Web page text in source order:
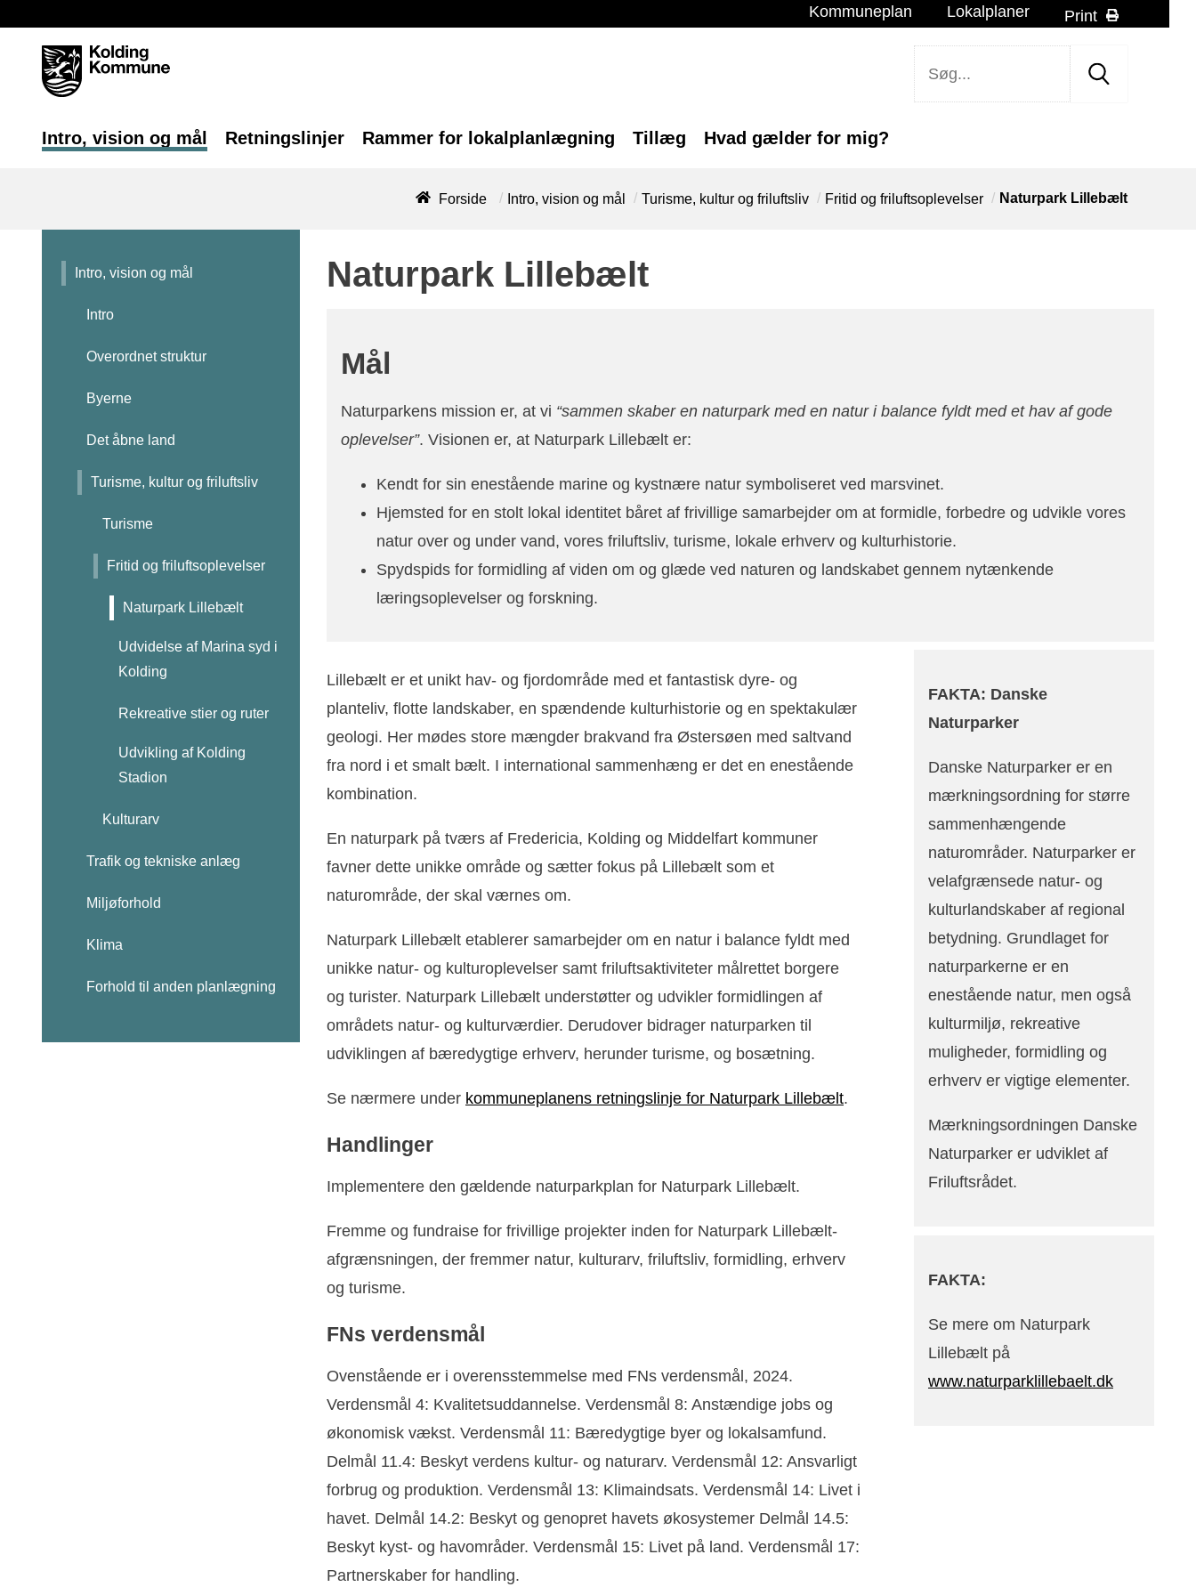
Kommuneplan Lokalplaner Print
Intro, vision og mål Retningslinjer Rammer for lokalplanlægning Tillæg Hvad gælder for mig?
Forside / Intro, vision og mål / Turisme, kultur og friluftsliv / Fritid og friluftsoplevelser / Naturpark Lillebælt
Intro, vision og mål
Intro
Overordnet struktur
Byerne
Det åbne land
Turisme, kultur og friluftsliv
Turisme
Fritid og friluftsoplevelser
Naturpark Lillebælt
Udvidelse af Marina syd i
Kolding
Rekreative stier og ruter
Udvikling af Kolding
Stadion
Kulturarv
Trafik og tekniske anlæg
Miljøforhold
Klima
Forhold til anden planlægning
Naturpark Lillebælt
Mål
Naturparkens mission er, at vi “sammen skaber en naturpark med en natur i balance fyldt med et hav af gode
oplevelser”. Visionen er, at Naturpark Lillebælt er:
Kendt for sin enestående marine og kystnære natur symboliseret ved marsvinet.
Hjemsted for en stolt lokal identitet båret af frivillige samarbejder om at formidle, forbedre og udvikle vores
natur over og under vand, vores friluftsliv, turisme, lokale erhverv og kulturhistorie.
Spydspids for formidling af viden om og glæde ved naturen og landskabet gennem nytænkende
læringsoplevelser og forskning.
Lillebælt er et unikt hav- og fjordområde med et fantastisk dyre- og
planteliv, flotte landskaber, en spændende kulturhistorie og en spektakulær
geologi. Her mødes store mængder brakvand fra Østersøen med saltvand
fra nord i et smalt bælt. I international sammenhæng er det en enestående
kombination.
En naturpark på tværs af Fredericia, Kolding og Middelfart kommuner
favner dette unikke område og sætter fokus på Lillebælt som et
naturområde, der skal værnes om.
Naturpark Lillebælt etablerer samarbejder om en natur i balance fyldt med
unikke natur- og kulturoplevelser samt friluftsaktiviteter målrettet borgere
og turister. Naturpark Lillebælt understøtter og udvikler formidlingen af
områdets natur- og kulturværdier. Derudover bidrager naturparken til
udviklingen af bæredygtige erhverv, herunder turisme, og bosætning.
Se nærmere under kommuneplanens retningslinje for Naturpark Lillebælt.
Handlinger
Implementere den gældende naturparkplan for Naturpark Lillebælt.
Fremme og fundraise for frivillige projekter inden for Naturpark Lillebælt-
afgrænsningen, der fremmer natur, kulturarv, friluftsliv, formidling, erhverv
og turisme.
FNs verdensmål
Ovenstående er i overensstemmelse med FNs verdensmål, 2024.
Verdensmål 4: Kvalitetsuddannelse. Verdensmål 8: Anstændige jobs og
økonomisk vækst. Verdensmål 11: Bæredygtige byer og lokalsamfund.
Delmål 11.4: Beskyt verdens kultur- og naturarv. Verdensmål 12: Ansvarligt
forbrug og produktion. Verdensmål 13: Klimaindsats. Verdensmål 14: Livet i
havet. Delmål 14.2: Beskyt og genopret havets økosystemer Delmål 14.5:
Beskyt kyst- og havområder. Verdensmål 15: Livet på land. Verdensmål 17:
Partnerskaber for handling.
FAKTA: Danske
Naturparker
Danske Naturparker er en
mærkningsordning for større
sammenhængende
naturområder. Naturparker er
velafgrænsede natur- og
kulturlandskaber af regional
betydning. Grundlaget for
naturparkerne er en
enestående natur, men også
kulturmiljø, rekreative
muligheder, formidling og
erhverv er vigtige elementer.
Mærkningsordningen Danske
Naturparker er udviklet af
Friluftsrådet.
FAKTA:
Se mere om Naturpark
Lillebælt på
www.naturparklillebaelt.dk